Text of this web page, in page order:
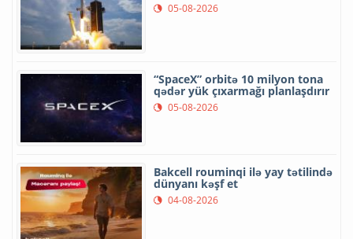
05-08-2026
“SpaceX” orbitə 10 milyon tona
qədər yük çıxarmağı planlaşdırır
05-08-2026
Bakcell rouminqi ilə yay tətilində
dünyanı kəşf et
04-08-2026